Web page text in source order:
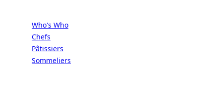
Who's Who
Chefs
Pâtissiers
Sommeliers